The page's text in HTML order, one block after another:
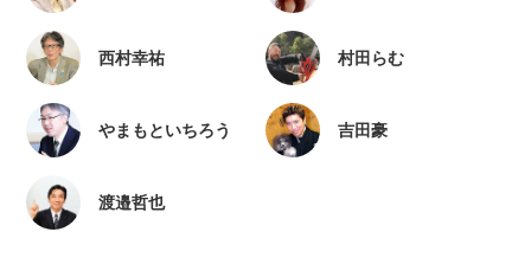
西村幸祐 村田らむ
やまもといちろう 吉田豪
渡邉哲也